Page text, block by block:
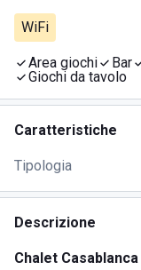
WiFi
Area giochi Bar
Giochi da tavolo
Caratteristiche
Tipologia
Descrizione
Chalet Casablanca